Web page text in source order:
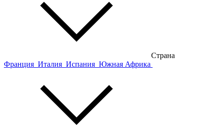
Страна
Франция Италия Испания Южная Африка